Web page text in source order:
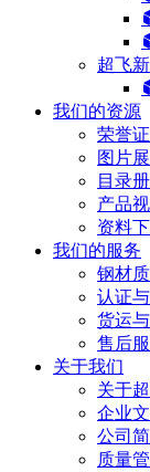
超飞
我们的资源
荣誉
图片
目录
产品
资料
我们的服务
钢材
认证
货运
售后
关于我们
关于
企业
公司
质量